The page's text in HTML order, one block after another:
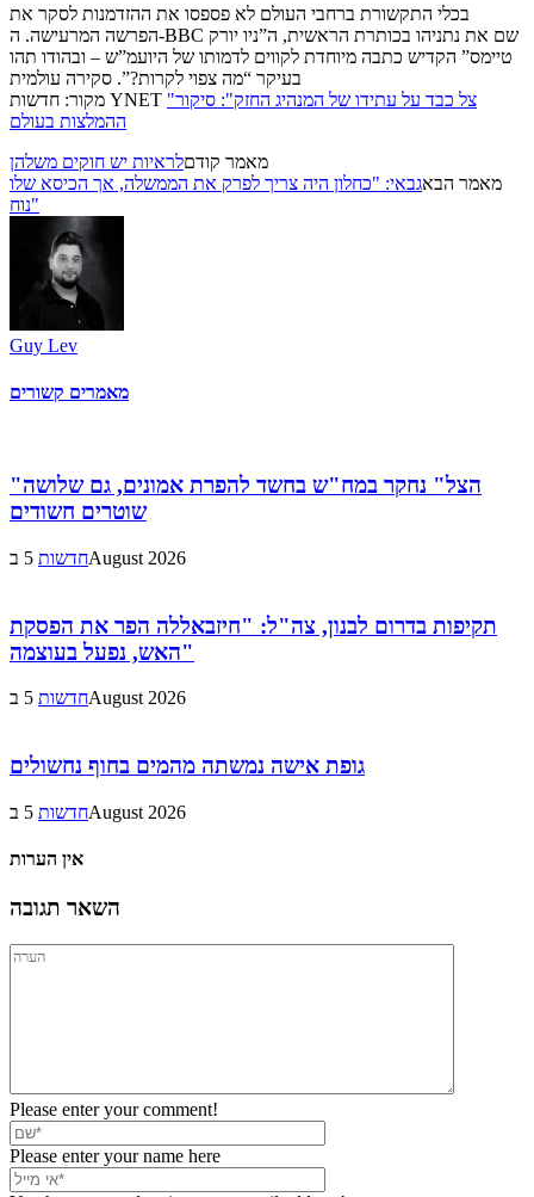
בכלי התקשורת ברחבי העולם לא פספסו את ההזדמנות לסקר את
הפרשה המרעישה. ה-BBC שם את נתניהו בכותרת הראשית, ה”ניו יורק
טיימס” הקדיש כתבה מיוחדת לקווים לדמותו של היועמ”ש – ובהודו תהו
בעיקר “מה צפוי לקרות?”. סקירה עולמית
מקור: חדשות YNET "צל כבד על עתידו של המנהיג החזק": סיקור
ההמלצות בעולם
מאמר קודםלראיות יש חוקים משלהן
מאמר הבאגבאי: "כחלון היה צריך לפרק את הממשלה, אך הכיסא שלו
נוח"
Guy Lev
מאמרים קשורים
"הצל" נחקר במח"ש בחשד להפרת אמונים, גם שלושה
שוטרים חשודים
חדשות5 בAugust 2026
תקיפות בדרום לבנון, צה"ל: "חיזבאללה הפר את הפסקת
האש, נפעל בעוצמה"
חדשות5 בAugust 2026
גופת אישה נמשתה מהמים בחוף נחשולים
חדשות5 בAugust 2026
אין הערות
השאר תגובה
Please enter your comment!
Please enter your name here